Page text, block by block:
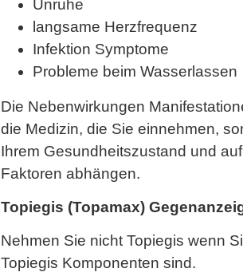
Unruhe
langsame Herzfrequenz
Infektion Symptome
Probleme beim Wasserlassen
Die Nebenwirkungen
die Medizin, die Sie einnehmen,
Ihrem Gesundheitszustand und
Faktoren abhängen.
Topiegis (Topamax)
Nehmen Sie nicht Topiegis wenn
Topiegis Komponenten sind.